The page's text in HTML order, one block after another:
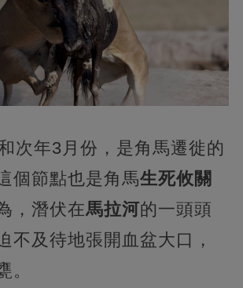
次年3月份，是角馬遷徙的
個節點也是角馬生死攸關
，潛伏在馬拉河的一頭頭
不及待地張開血盆大口，
。